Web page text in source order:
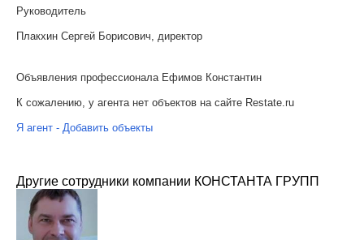
Руководитель
Плакхин Сергей Борисович, директор
Объявления профессионала Ефимов Константин
К сожалению, у агента нет объектов на сайте Restate.ru
Я агент - Добавить объекты
Другие сотрудники компании КОНСТАНТА ГРУПП